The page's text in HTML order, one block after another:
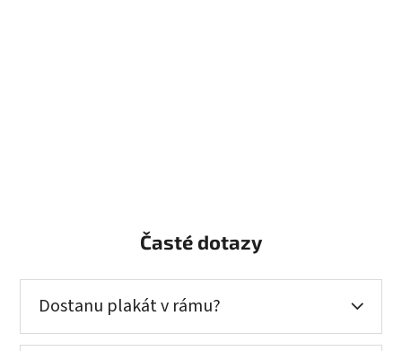
Časté dotazy
Dostanu plakát v rámu?